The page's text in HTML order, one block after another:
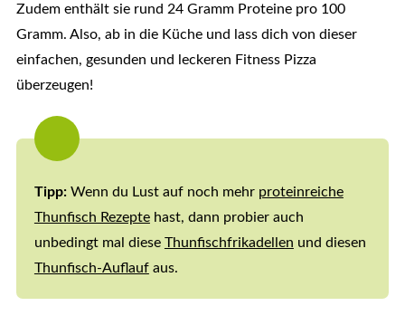
Zudem enthält sie rund 24 Gramm Proteine pro 100
Gramm. Also, ab in die Küche und lass dich von dieser
einfachen, gesunden und leckeren Fitness Pizza
überzeugen!
Tipp:Wenn du Lust auf noch mehr proteinreiche
Thunfisch Rezeptehast, dann probier auch
unbedingt mal diese Thunfischfrikadellen und diesen
Thunfisch-Auflaufaus.